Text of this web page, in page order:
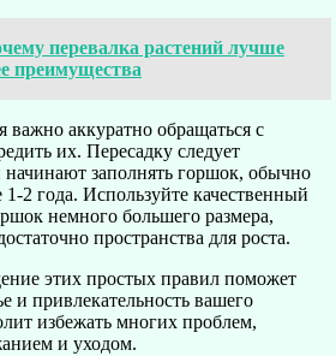
перевалка растений лучше
преимущества
важно аккуратно обращаться с
их. Пересадку следует
начинают заполнять горшок, обычно
2 года. Используйте качественный
немного большего размера,
пространства для роста.
этих простых правил поможет
и привлекательность вашего
избежать многих проблем,
и уходом.